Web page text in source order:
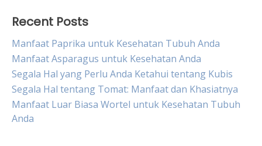
Recent Posts
Manfaat Paprika untuk Kesehatan Tubuh Anda
Manfaat Asparagus untuk Kesehatan Anda
Segala Hal yang Perlu Anda Ketahui tentang Kubis
Segala Hal tentang Tomat: Manfaat dan Khasiatnya
Manfaat Luar Biasa Wortel untuk Kesehatan Tubuh
Anda